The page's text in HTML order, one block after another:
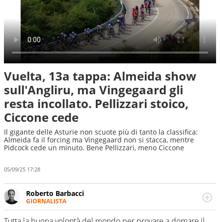
Vuelta, 13a tappa: Almeida show
sull'Angliru, ma Vingegaard gli
resta incollato. Pellizzari stoico,
Ciccone cede
Il gigante delle Asturie non scuote più di tanto la classifica:
Almeida fa il forcing ma Vingegaard non si stacca, mentre
Pidcock cede un minuto. Bene Pellizzari, meno Ciccone
05/09/25 17:28
Roberto Barbacci
GIORNALISTA
Giornalista (pubblicista) sportivo a tutto campo, è il
tuttologo di Virgilio Sport. Provate a chiedergli di boxe, di